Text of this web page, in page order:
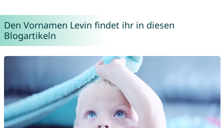
Den Vornamen Levin findet ihr in diesen
Blogartikeln